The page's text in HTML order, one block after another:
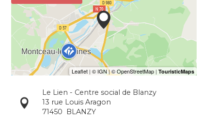
Le Lien - Centre social de Blanzy
13 rue Louis Aragon
71450
BLANZY